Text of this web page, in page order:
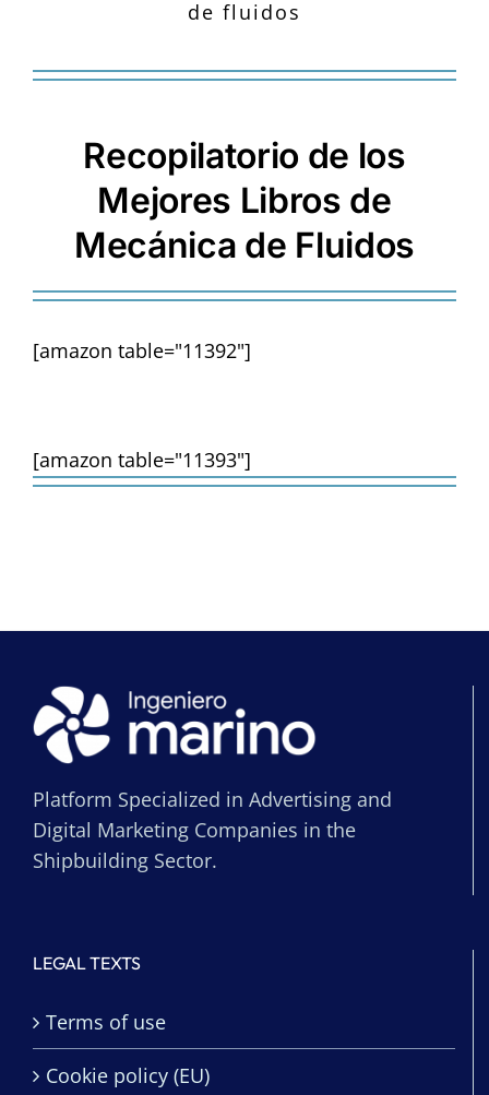
de fluidos
Recopilatorio de los
Mejores Libros de
Mecánica de Fluidos
[amazon table="11392"]
[amazon table="11393"]
Platform Specialized in Advertising and
Digital Marketing Companies in the
Shipbuilding Sector.
LEGAL TEXTS
Terms of use
Cookie policy (EU)